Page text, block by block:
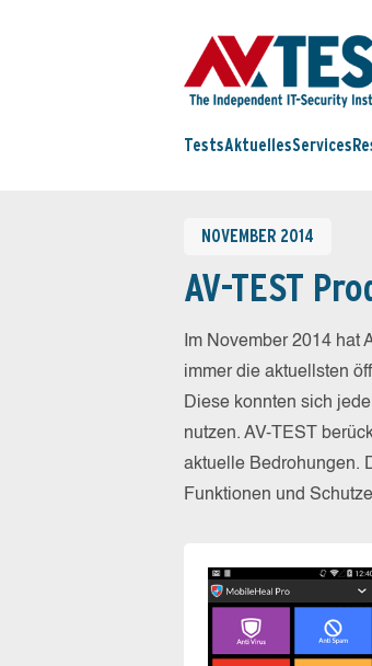
TestsAktuellesServices
NOVEMBER 2014
AV-TEST
Im November 2014 hat
immer die aktuellsten
Diese konnten sich
nutzen. AV-TEST
aktuelle Bedrohungen.
Funktionen und